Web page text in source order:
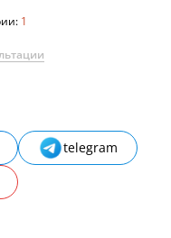
1
telegram